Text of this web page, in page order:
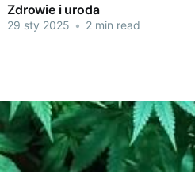
Zdrowie i uroda
29 sty 2025 • 2 min read